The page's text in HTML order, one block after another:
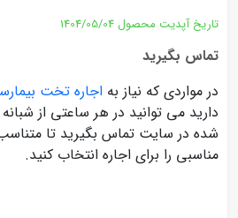
تاریخ آپدیت محصول 1404/05/04
تماس بگیرید
در مواردی که نیاز به اجاره تخت
دارید می توانید در هر ساعتی از
شده در سایت تماس بگیرید تا
مناسبی را برای اجاره انتخاب کنید.